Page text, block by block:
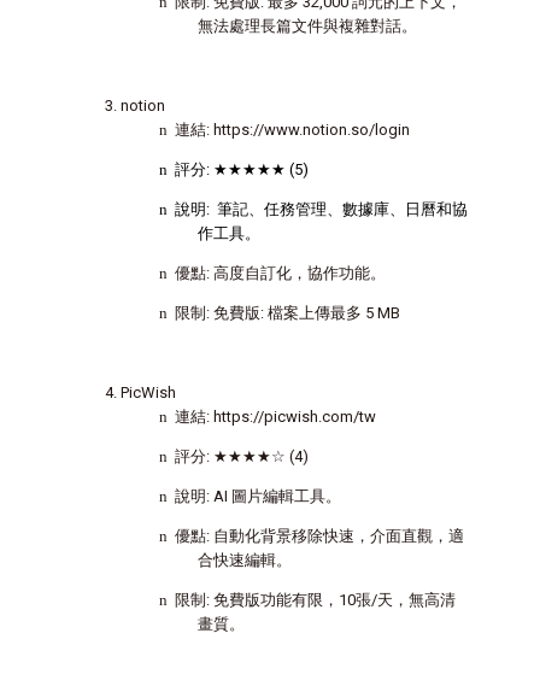
無法處理長篇文件與複雜對話。
notion
n 連結: https://www.notion.so/login
n 評分: ★★★★★ (5)
n 說明: 筆記、任務管理、數據庫、日曆和協
作工具。
n 優點: 高度自訂化，協作功能。
n 限制: 免費版: 檔案上傳最多 5 MB
PicWish
n 連結: https://picwish.com/tw
n 評分: ★★★★☆ (4)
n 說明: AI 圖片編輯工具。
n 優點: 自動化背景移除快速，介面直觀，適
合快速編輯。
n 限制: 免費版功能有限， 10張/天，無高清
畫質。